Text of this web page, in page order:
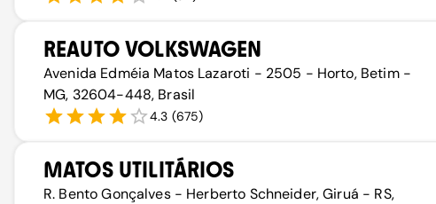
REAUTO VOLKSWAGEN
Avenida Edméia Matos Lazaroti - 2505 - Horto, Betim -
MG, 32604-448, Brasil
4.3 (675)
MATOS UTILITÁRIOS
R. Bento Gonçalves - Herberto Schneider, Giruá - RS,